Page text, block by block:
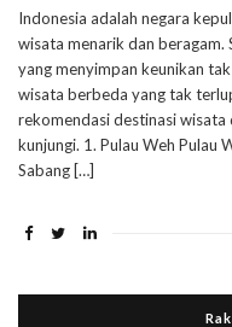
Indonesia adalah negara
wisata menarik dan beragam.
yang menyimpan keunikan
wisata berbeda yang tak
rekomendasi destinasi wisata
kunjungi. 1. Pulau Weh Pulau
Sabang […]